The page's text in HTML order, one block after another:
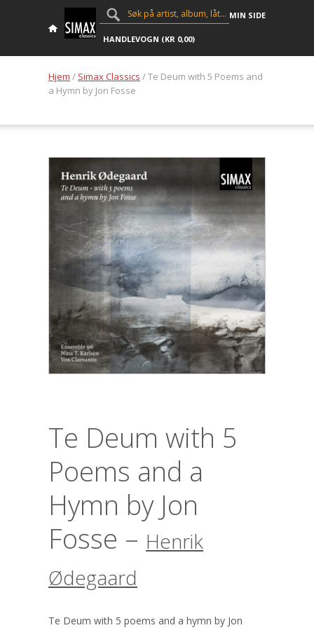
MIN SIDE
HANDLEVOGN (KR 0,00)
Hjem / Simax Classics / Te Deum with 5 Poems and
a Hymn by Jon Fosse
Te Deum with 5
Poems and a
Hymn by Jon
Fosse – Henrik
Ødegaard
Te Deum with 5 poems and a hymn by Jon